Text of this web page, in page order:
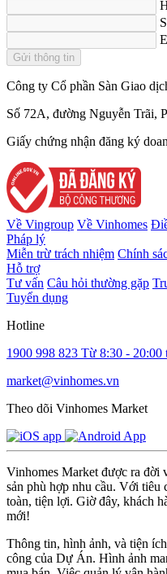
Gửi thông tin
Công ty Cổ phần Sàn Giao
Số 72A, đường Nguyễn Trãi,
Giấy chứng nhận đăng ký
Về Vingroup Về Vinhomes
Pháp lý
Miễn trừ trách nhiệm Chính
Hỗ trợ
Tư vấn Câu hỏi thường gặp
Tuyển dụng
Hotline
1900 998 823 Từ 8:30 - 20:00
market@vinhomes.vn
Theo dõi Vinhomes Market
Vinhomes Market được ra đời
sản phù hợp nhu cầu. Với
toàn, tiện lợi. Giờ đây, khách
mới!
Thông tin, hình ảnh, và tiện
công của Dự Án. Hình ảnh